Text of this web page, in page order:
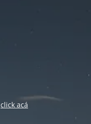
click acá